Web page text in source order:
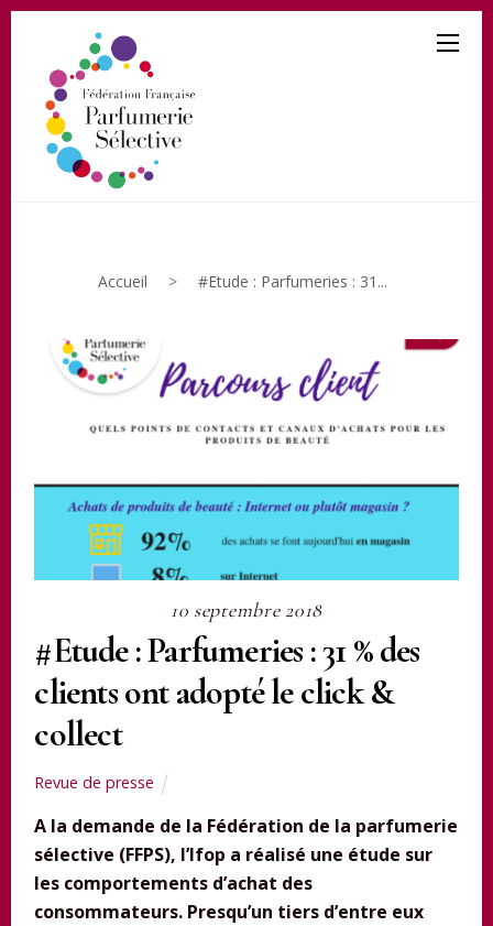
Accueil > #Etude : Parfumeries : 31...
10 septembre 2018
#Etude : Parfumeries : 31 % des
clients ont adopté le click &
collect
Revue de presse
A la demande de la Fédération de la parfumerie
sélective (FFPS), l’Ifop a réalisé une étude sur
les comportements d’achat des
consommateurs. Presqu’un tiers d’entre eux